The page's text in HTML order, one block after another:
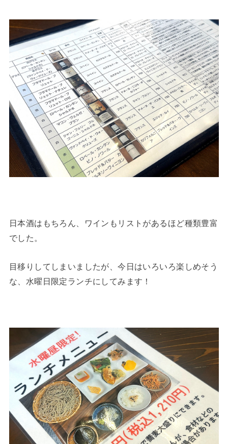
日本酒はもちろん、ワインもリストがあるほど種類豊富
でした。
目移りしてしまいましたが、今日はいろいろ楽しめそう
な、水曜日限定ランチにしてみます！